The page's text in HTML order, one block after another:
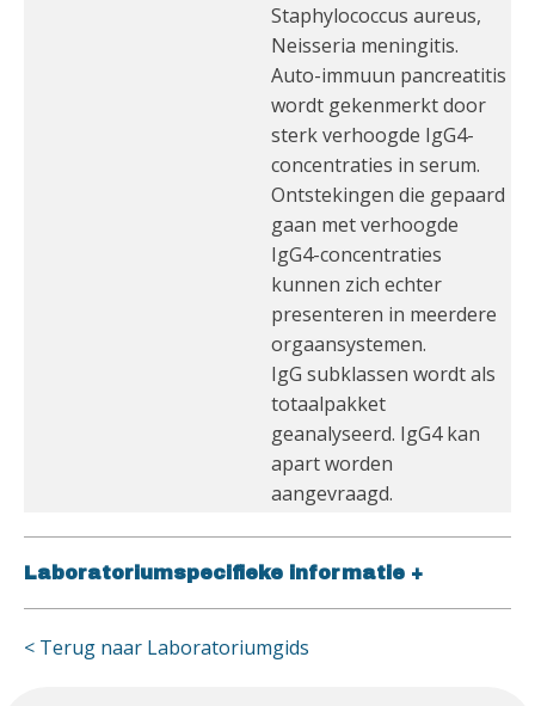
Staphylococcus aureus,
Neisseria meningitis.
Auto-immuun pancreatitis
wordt gekenmerkt door
sterk verhoogde IgG4-
concentraties in serum.
Ontstekingen die gepaard
gaan met verhoogde
IgG4-concentraties
kunnen zich echter
presenteren in meerdere
orgaansystemen.
IgG subklassen wordt als
totaalpakket
geanalyseerd. IgG4 kan
apart worden
aangevraagd.
Laboratoriumspecifieke informatie +
< Terug naar Laboratoriumgids